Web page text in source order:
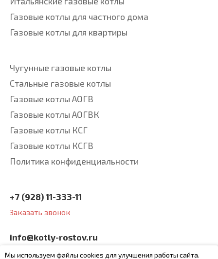
Газовые котлы для частного дома
Газовые котлы для квартиры
Чугунные газовые котлы
Стальные газовые котлы
Газовые котлы АОГВ
Газовые котлы АОГВК
Газовые котлы КСГ
Газовые котлы КСГВ
Политика конфиденциальности
+7 (928) 11-333-11
Заказать звонок
info@kotly-rostov.ru
будем рады вашим
Мы используем файлы cookies для улучшения работы сайта.